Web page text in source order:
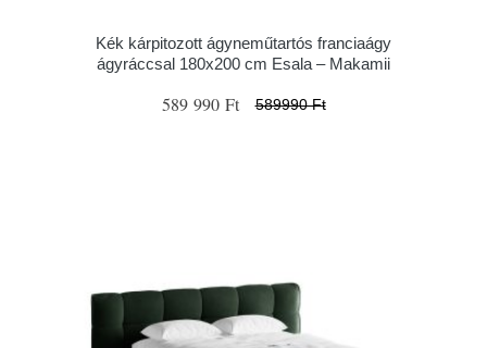
Kék kárpitozott ágyneműtartós franciaágy
ágyráccsal 180x200 cm Esala – Makamii
589 990 Ft 589990 Ft